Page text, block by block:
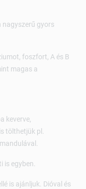
gyors
foszfort, A és B
magas a
keverve,
tölthetjük pl.
is egyben.
is ajánljuk. Dióval és